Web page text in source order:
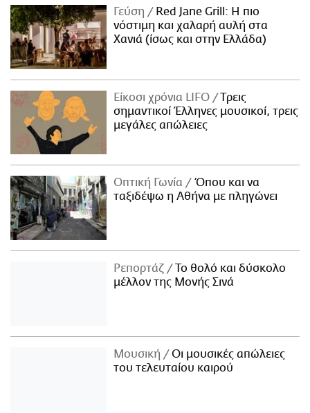
Γεύση
Red Jane Grill: Η πιο
νόστιμη και χαλαρή αυλή στα
Χανιά (ίσως και στην Ελλάδα)
Είκοσι χρόνια LIFO
Tρεις
σημαντικοί Έλληνες μουσικοί, τρεις
μεγάλες απώλειες
Οπτική Γωνία
Όπου και να
ταξιδέψω η Αθήνα με πληγώνει
Ρεπορτάζ
Το θολό και δύσκολο
μέλλον της Μονής Σινά
Μουσική
Οι μουσικές απώλειες
του τελευταίου καιρού